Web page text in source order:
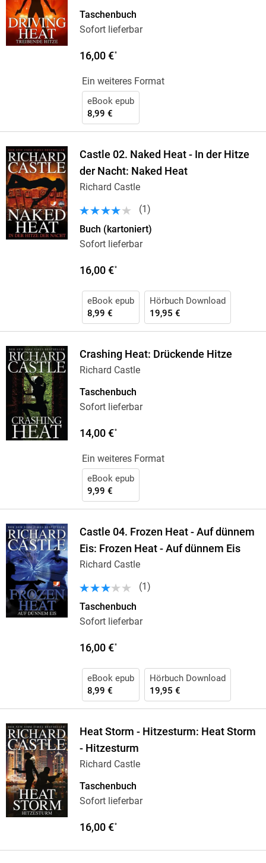
Taschenbuch
Sofort lieferbar
16,00 €*
Ein weiteres Format
eBook epub
8,99 €
Castle 02. Naked Heat - In der Hitze
der Nacht: Naked Heat
Richard Castle
(1 )
Buch (kartoniert)
Sofort lieferbar
16,00 €*
eBook epub
8,99 €
Hörbuch Download
19,95 €
Crashing Heat: Drückende Hitze
Richard Castle
Taschenbuch
Sofort lieferbar
14,00 €*
Ein weiteres Format
eBook epub
9,99 €
Castle 04. Frozen Heat - Auf dünnem
Eis: Frozen Heat - Auf dünnem Eis
Richard Castle
(1 )
Taschenbuch
Sofort lieferbar
16,00 €*
eBook epub
8,99 €
Hörbuch Download
19,95 €
Heat Storm - Hitzesturm: Heat Storm
- Hitzesturm
Richard Castle
Taschenbuch
Sofort lieferbar
16,00 €*